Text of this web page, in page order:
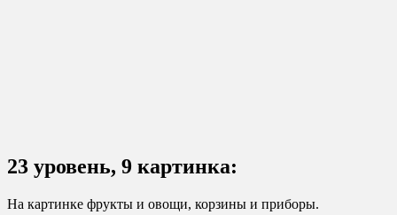
23 уровень, 9 картинка:
На картинке фрукты и овощи, корзины и приборы.